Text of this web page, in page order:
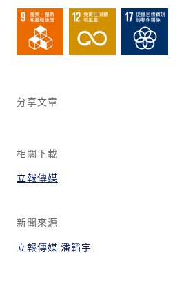
分享文章
相關下載
立報傳媒
新聞來源
立報傳媒 潘韜宇